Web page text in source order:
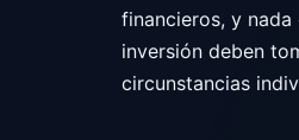
financieros, y
inversión deben
circunstancias